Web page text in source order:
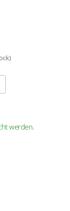
werden.